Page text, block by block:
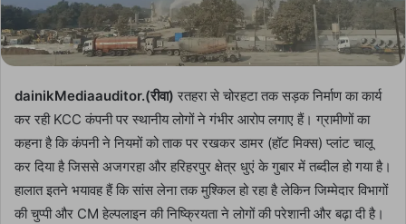
dainikMediaauditor.(रीवा) रतहरा से चोरहटा तक सड़क निर्माण का कार्य
कर रही KCC कंपनी पर स्थानीय लोगों ने गंभीर आरोप लगाए हैं। ग्रामीणों का
कहना है कि कंपनी ने नियमों को ताक पर रखकर डामर (हॉट मिक्स) प्लांट चालू
कर दिया है जिससे अजगरहा और हरिहरपुर क्षेत्र धुएं के गुबार में तब्दील हो गया है।
हालात इतने भयावह हैं कि सांस लेना तक मुश्किल हो रहा है लेकिन जिम्मेदार विभागों
की चुप्पी और CM हेल्पलाइन की निष्क्रियता ने लोगों की परेशानी और बढ़ा दी है।